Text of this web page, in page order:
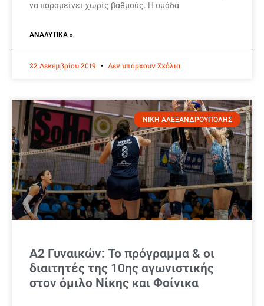
να παραμείνει χωρίς βαθμούς. Η ομάδα
ΑΝΑΛΥΤΙΚΆ »
22 Δεκεμβρίου 2019 Δεν υπάρχουν Σχόλια
ΝΙΚΗ ΑΛΕΞΑΝΔΡΟΥΠΟΛΗΣ
Α2 Γυναικών: Το πρόγραμμα & οι
διαιτητές της 10ης αγωνιστικής
στον όμιλο Νίκης και Φοίνικα